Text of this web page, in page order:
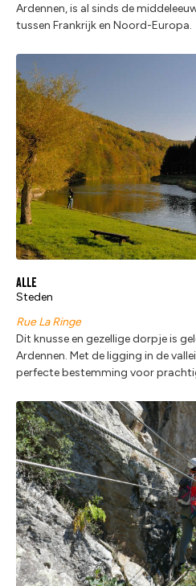
Ardennen, is al sinds de
tussen Frankrijk en Noord-Europa.
Alle
Steden
Rue La Ringe
Dit knusse en gezellige dorpje is
Ardennen. Met de ligging in de
perfecte bestemming voor